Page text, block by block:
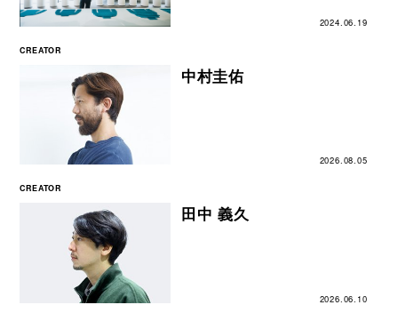
CREATOR
中村圭佑
2026.08.05
CREATOR
田中 義久
2026.06.10
2024.06.19